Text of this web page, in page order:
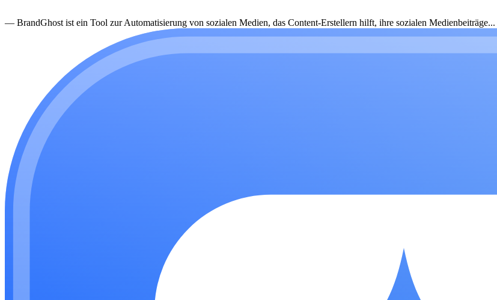
— BrandGhost ist ein Tool zur Automatisierung von sozialen Medien, das Content-Erstellern hilft, ihre sozialen Medienbeiträge...